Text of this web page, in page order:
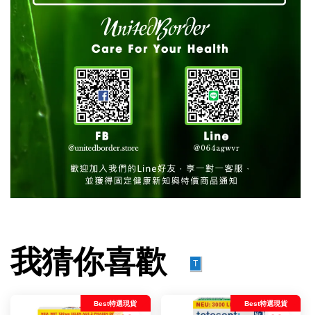
T
我猜你喜歡
Best特選現貨 Best特選現貨